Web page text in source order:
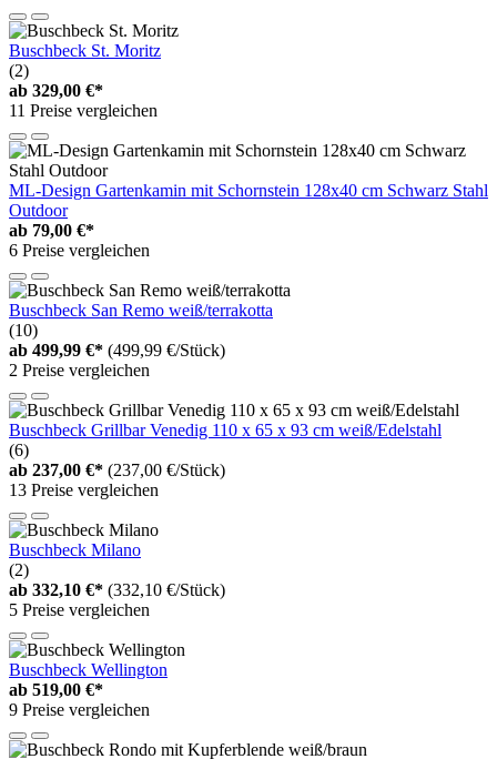
Buschbeck St. Moritz
(2)
ab 329,00 €*
11 Preise vergleichen
ML-Design Gartenkamin mit Schornstein 128x40 cm Schwarz Stahl
Outdoor
ab 79,00 €*
6 Preise vergleichen
Buschbeck San Remo weiß/terrakotta
(10)
ab 499,99 €* (499,99 €/Stück)
2 Preise vergleichen
Buschbeck Grillbar Venedig 110 x 65 x 93 cm weiß/Edelstahl
(6)
ab 237,00 €* (237,00 €/Stück)
13 Preise vergleichen
Buschbeck Milano
(2)
ab 332,10 €* (332,10 €/Stück)
5 Preise vergleichen
Buschbeck Wellington
ab 519,00 €*
9 Preise vergleichen